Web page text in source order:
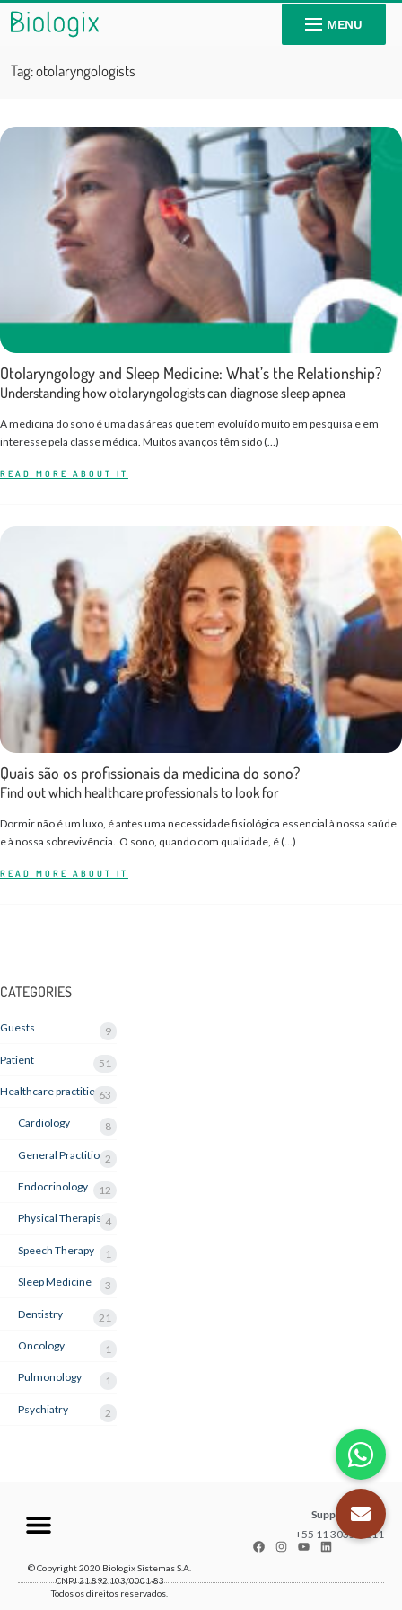
MENU
Tag:otolaryngologists
Otolaryngology and Sleep Medicine: What’s the Relationship?
Understanding how otolaryngologists can diagnose sleep apnea
A medicina do sono é uma das áreas que tem evoluído muito em pesquisa e em
interesse pela classe médica. Muitos avanços têm sido (…)
READ MORE ABOUT IT
Quais são os profissionais da medicina do sono?
Find out which healthcare professionals to look for
Dormir não é um luxo, é antes uma necessidade fisiológica essencial à nossa saúde
e à nossa sobrevivência. O sono, quando com qualidade, é (…)
READ MORE ABOUT IT
CATEGORIES
Guests 9
Patient 51
Healthcare practitioner
63
Cardiology 8
General Practitioner
2
Endocrinology 12
Physical Therapist 4
Speech Therapy 1
Sleep Medicine 3
Dentistry 21
Oncology 1
Pulmonology 1
Psychiatry 2
Support center
+55 11 3035-1211
© Copyright 2020 Biologix Sistemas S.A.
CNPJ 21.892.103/0001-83
Todos os direitos reservados.